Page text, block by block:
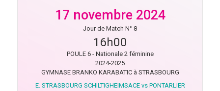
17 novembre 2024
Jour de Match N° 8
16h00
POULE 6 - Nationale 2 féminine
2024-2025
GYMNASE BRANKO KARABATIC à STRASBOURG
E. STRASBOURG SCHILTIGHEIMSACE vs PONTARLIER